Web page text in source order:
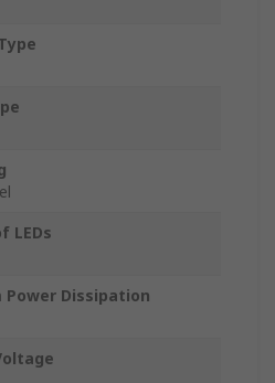
LEDs
Power Dissipation